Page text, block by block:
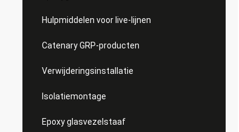
Hulpmiddelen voor live-lijnen
Catenary GRP-producten
Verwijderingsinstallatie
Isolatiemontage
Epoxy glasvezelstaaf